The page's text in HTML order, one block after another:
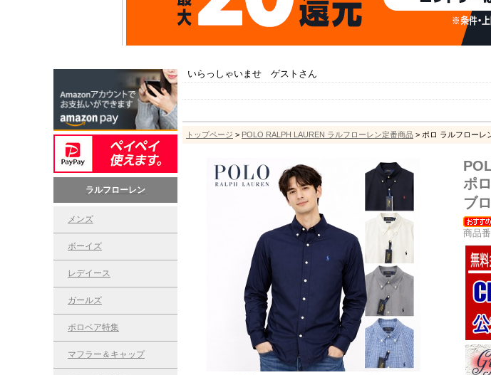
ラルフローレン
メンズ
ボーイズ
レデイース
ガールズ
ポロベア特集
マフラー＆キャップ
いらっしゃいませ ゲストさん
トップページ > POLO RALPH LAUREN ラルフローレン定番商品 > ポロ ラルフローレ
ポ
ブ
商品